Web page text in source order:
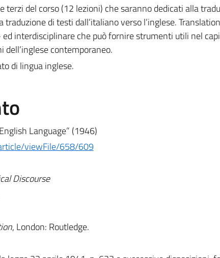
terzi del corso (12 lezioni) che saranno dedicati alla
di testi dall’italiano verso l’inglese.
interdisciplinare che può fornire strumenti utili nel
dell’inglese contemporaneo.
di lingua inglese.
Language” (1946)
viewFile/658/609
Discourse
, London: Routledge.